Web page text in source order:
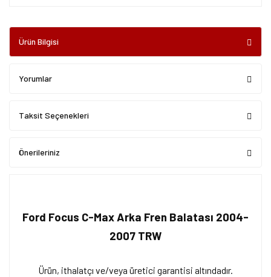
Ürün Bilgisi
Yorumlar
Taksit Seçenekleri
Önerileriniz
Ford Focus C-Max Arka Fren Balatası 2004-
2007 TRW
Ürün, ithalatçı ve/veya üretici garantisi altındadır.